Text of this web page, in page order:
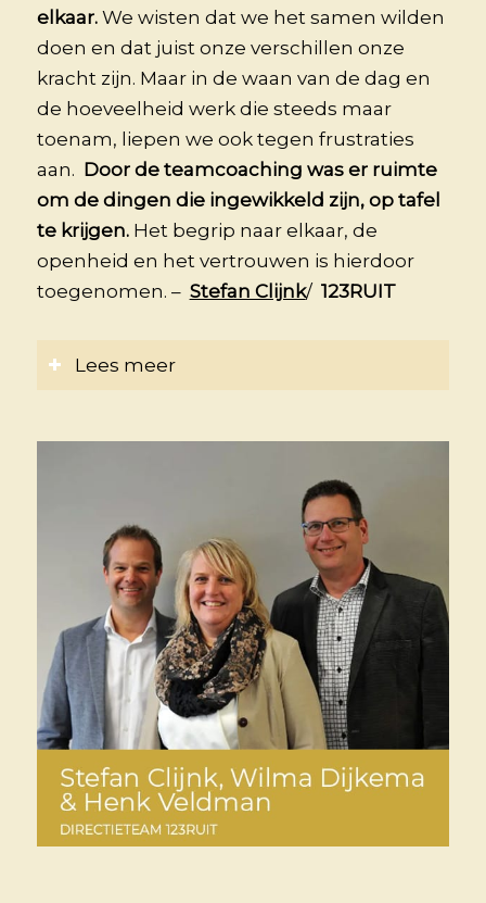
elkaar.We wisten dat we het samen wilden
doen en dat juist onze verschillen onze
kracht zijn. Maar in de waan van de dag en
de hoeveelheid werk die steeds maar
toenam, liepen we ook tegen frustraties
aan. Door de teamcoaching was er ruimte
om de dingen die ingewikkeld zijn, op tafel
te krijgen. Het begrip naar elkaar, de
openheid en het vertrouwen is hierdoor
toegenomen. – Stefan Clijnk/ 123RUIT
Lees meer